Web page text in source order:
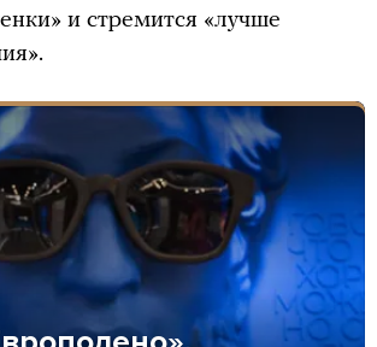
и стремится «лучше